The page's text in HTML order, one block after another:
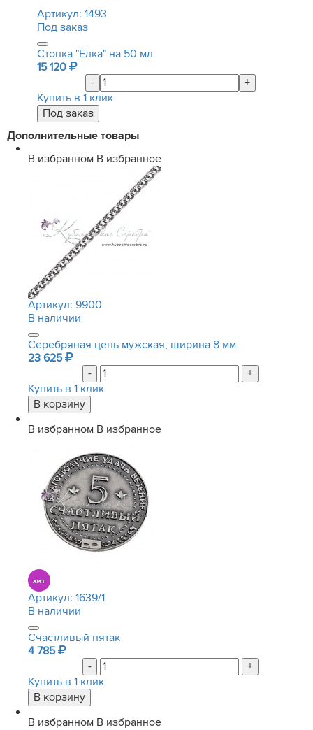
Артикул: 1493
Под заказ
Стопка "Ёлка" на 50 мл
15 120
-
+
Купить в 1 клик
Дополнительные товары
В избранном В избранное
Артикул: 9900
В наличии
Серебряная цепь мужская, ширина 8 мм
23 625
-
+
Купить в 1 клик
В избранном В избранное
Артикул: 1639/1
В наличии
Счастливый пятак
4 785
-
+
Купить в 1 клик
В избранном В избранное